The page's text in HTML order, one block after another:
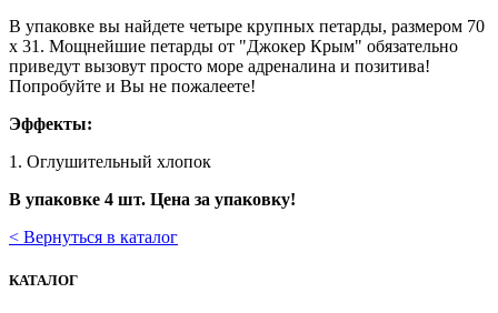
В упаковке вы найдете четыре крупных петарды, размером 70
х 31. Мощнейшие петарды от "Джокер Крым" обязательно
приведут вызовут просто море адреналина и позитива!
Попробуйте и Вы не пожалеете!
Эффекты:
1. Оглушительный хлопок
В упаковке 4 шт. Цена за упаковку!
< Вернуться в каталог
КАТАЛОГ